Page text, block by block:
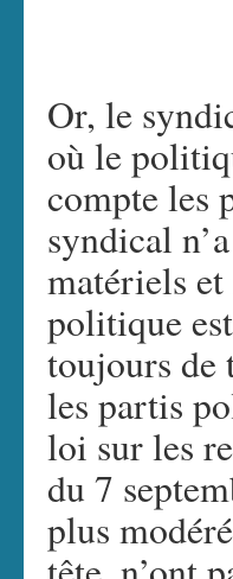
Or, le
où le
compte les
syndical
matériels
politique
toujours de
les partis
loi sur les
du 7
plus